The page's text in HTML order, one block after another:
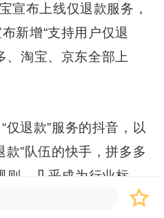
宣布上线仅退款服务，
新增“支持用户仅退
、淘宝、京东全部上
退款”服务的抖音，以
”队伍的快手，拼多多
则，几乎成为行业标